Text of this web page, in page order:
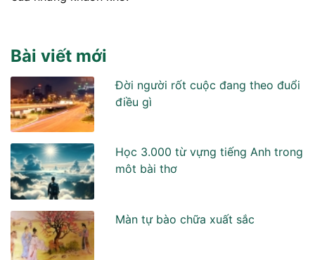
Bài viết mới
Đời người rốt cuộc đang theo đuổi
điều gì
Học 3.000 từ vựng tiếng Anh trong
môt bài thơ
Màn tự bào chữa xuất sắc